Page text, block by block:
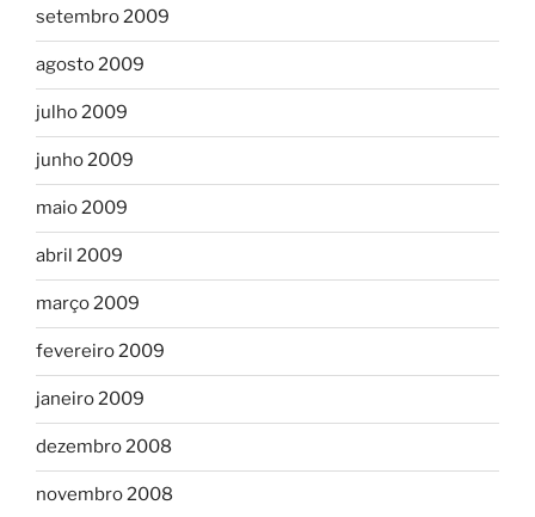
setembro 2009
agosto 2009
julho 2009
junho 2009
maio 2009
abril 2009
março 2009
fevereiro 2009
janeiro 2009
dezembro 2008
novembro 2008